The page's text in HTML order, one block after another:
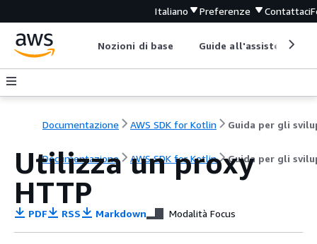
Italiano Preferenze Contattaci
Nozioni di base Guide all'assistenza
Documentazione AWS SDK for Kotlin
Documentazione AWS SDK for Kotlin Guida per gli
Utilizza un proxy
HTTP
PDF RSS Markdown Modalità Focus